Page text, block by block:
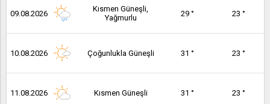
09.08.2026
Kısmen Güneşli,
Yağmurlu
29 ° 23 °
10.08.2026 Çoğunlukla Güneşli 31 ° 23 °
11.08.2026 Kısmen Güneşli 31 ° 23 °